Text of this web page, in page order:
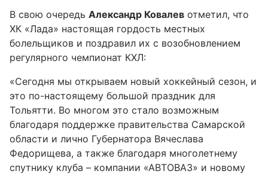
В свою очередь Александр Ковалев отметил, что
ХК «Лада» настоящая гордость местных
болельщиков и поздравил их с возобновлением
регулярного чемпионат КХЛ:
«Сегодня мы открываем новый хоккейный сезон, и
это по-настоящему большой праздник для
Тольятти. Во многом это стало возможным
благодаря поддержке правительства Самарской
области и лично Губернатора Вячеслава
Федорищева, а также благодаря многолетнему
спутнику клуба – компании «АВТОВАЗ» и новому